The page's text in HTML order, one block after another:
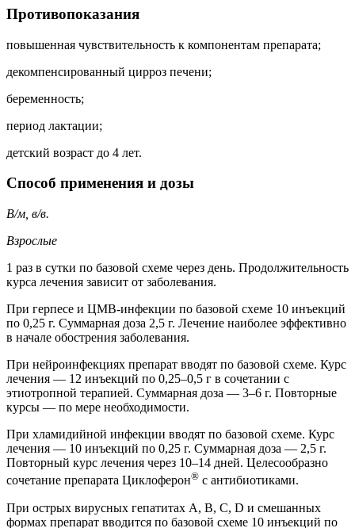
Противопоказания
повышенная чувствительность к компонентам препарата;
декомпенсированный цирроз печени;
беременность;
период лактации;
детский возраст до 4 лет.
Способ применения и дозы
В/м, в/в.
Взрослые
1 раз в сутки по базовой схеме через день. Продолжительность
курса лечения зависит от заболевания.
При герпесе и ЦМВ-инфекции по базовой схеме 10 инъекций
по 0,25 г. Суммарная доза 2,5 г. Лечение наиболее эффективно
в начале обострения заболевания.
При нейроинфекциях препарат вводят по базовой схеме. Курс
лечения — 12 инъекций по 0,25–0,5 г в сочетании с
этиотропной терапией. Суммарная доза — 3–6 г. Повторные
курсы — по мере необходимости.
При хламидийной инфекции вводят по базовой схеме. Курс
лечения — 10 инъекций по 0,25 г. Суммарная доза — 2,5 г.
Повторный курс лечения через 10–14 дней. Целесообразно
сочетание препарата Циклоферон® с антибиотиками.
При острых вирусных гепатитах А, В, С, D и смешанных
формах препарат вводится по базовой схеме 10 инъекций по